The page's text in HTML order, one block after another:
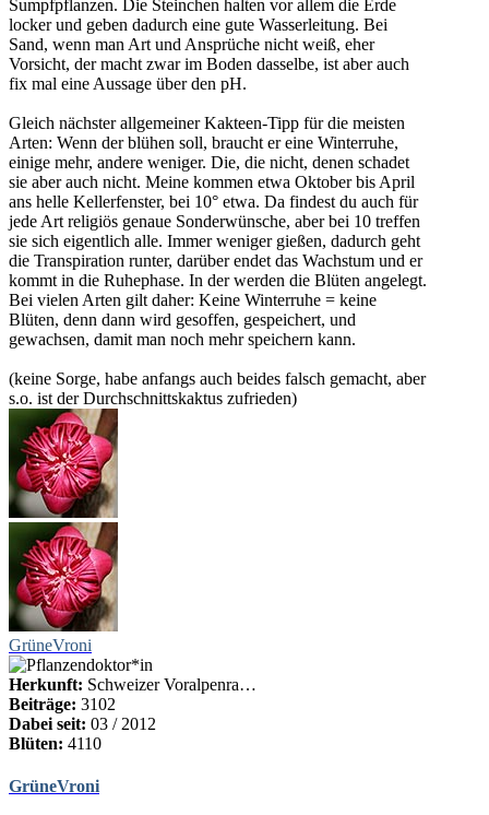
Sumpfpflanzen. Die Steinchen halten vor allem die Erde
locker und geben dadurch eine gute Wasserleitung. Bei
Sand, wenn man Art und Ansprüche nicht weiß, eher
Vorsicht, der macht zwar im Boden dasselbe, ist aber auch
fix mal eine Aussage über den pH.
Gleich nächster allgemeiner Kakteen-Tipp für die meisten
Arten: Wenn der blühen soll, braucht er eine Winterruhe,
einige mehr, andere weniger. Die, die nicht, denen schadet
sie aber auch nicht. Meine kommen etwa Oktober bis April
ans helle Kellerfenster, bei 10° etwa. Da findest du auch für
jede Art religiös genaue Sonderwünsche, aber bei 10 treffen
sie sich eigentlich alle. Immer weniger gießen, dadurch geht
die Transpiration runter, darüber endet das Wachstum und er
kommt in die Ruhephase. In der werden die Blüten angelegt.
Bei vielen Arten gilt daher: Keine Winterruhe = keine
Blüten, denn dann wird gesoffen, gespeichert, und
gewachsen, damit man noch mehr speichern kann.
(keine Sorge, habe anfangs auch beides falsch gemacht, aber
s.o. ist der Durchschnittskaktus zufrieden)
GrüneVroni
Herkunft: Schweizer Voralpenra…
Beiträge: 3102
Dabei seit: 03 / 2012
Blüten: 4110
GrüneVroni